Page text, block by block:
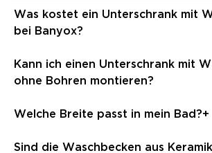
Was kostet ein Unterschrank mit
bei Banyox?
Sets starten ab 159 € inkl.
Unterschrank. Premium-Modelle mit
449 €.
Kann ich einen Unterschrank mit
ohne Bohren montieren?
Ja. Stehende Modelle wie der
Waschbeckenunterschrank Venus
Möbelfüßen aufgestellt und
Welche Breite passt in mein Bad?+
60 cm für kleine Bäder und Gäste-
Sind die Waschbecken aus